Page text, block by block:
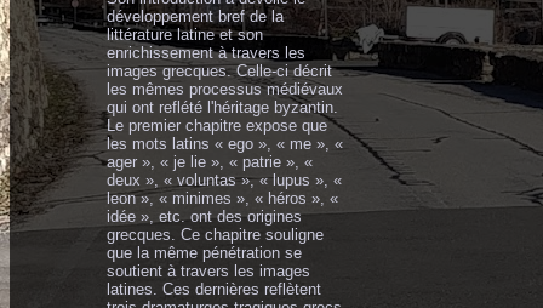
développement bref de la
littérature latine et son
enrichissement à travers les
images grecques. Celle-ci décrit
les mêmes processus médiévaux
qui ont reflété l'héritage byzantin.
Le premier chapitre expose que
les mots latins « ego », « me », «
ager », « je lie », « patrie », «
deux », « voluntas », « lupus », «
leon », « minimes », « héros », «
idée », etc. ont des origines
grecques. Ce chapitre souligne
que la même pénétration se
soutient à travers les images
latines. Ces dernières reflètent